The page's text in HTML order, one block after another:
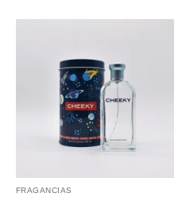
FRAGANCIAS